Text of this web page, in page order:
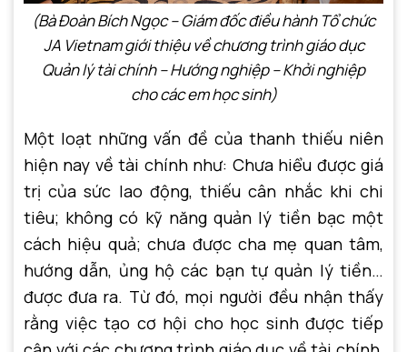
(Bà Đoàn Bích Ngọc – Giám đốc điều hành Tổ chức
JA Vietnam giới thiệu về chương trình giáo dục
Quản lý tài chính – Hướng nghiệp – Khởi nghiệp
cho các em học sinh)
Một loạt những vấn đề của thanh thiếu niên
hiện nay về tài chính như: Chưa hiểu được giá
trị của sức lao động, thiếu cân nhắc khi chi
tiêu; không có kỹ năng quản lý tiền bạc một
cách hiệu quả; chưa được cha mẹ quan tâm,
hướng dẫn, ủng hộ các bạn tự quản lý tiền…
được đưa ra. Từ đó, mọi người đều nhận thấy
rằng việc tạo cơ hội cho học sinh được tiếp